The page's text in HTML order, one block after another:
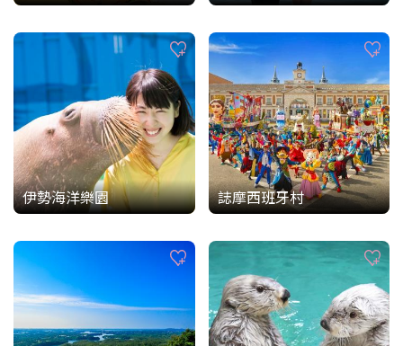
伊勢海洋樂園 誌摩西班牙村